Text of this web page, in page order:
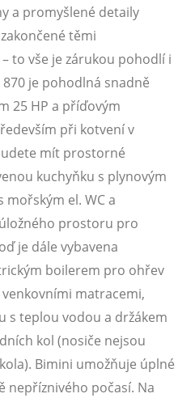
a promyšlené detaily
těmi
to vše je zárukou pohodlí i
je pohodlná snadně
25 HP a příďovým
při kotvení v
mít prostorné
kuchyňku s plynovým
el. WC a
prostoru pro
je dále vybavena
boilerem pro ohřev
venkovními matracemi,
s teplou vodou a držákem
kol (nosiče nejsou
Bimini umožňuje úplné
nepříznivého počasí. Na